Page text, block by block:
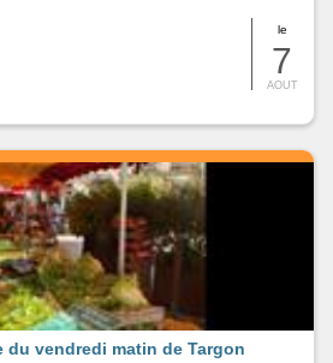
le
7
AOUT
du vendredi matin de Targon